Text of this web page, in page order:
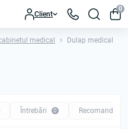
Client
0
medical Dulap medical
Întrebări 0 Recomandăm